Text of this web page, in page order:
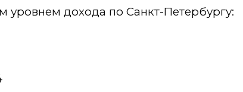
уровнем дохода по Санкт-Петербургу: